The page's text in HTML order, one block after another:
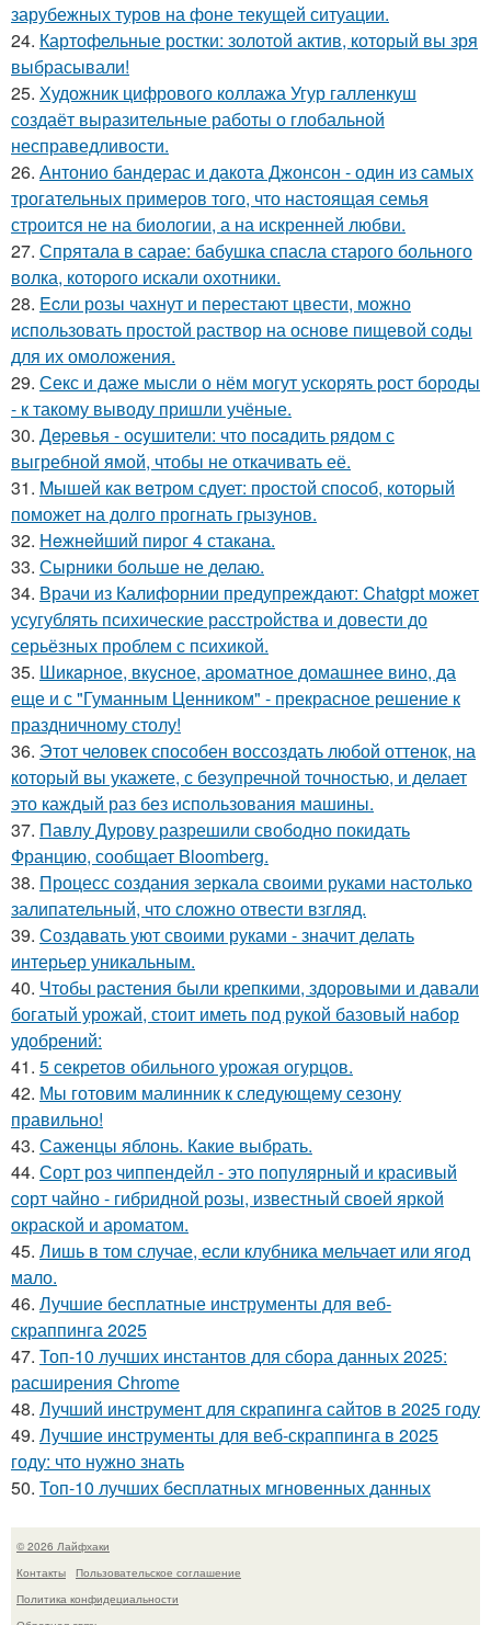
зарубежных туров на фоне текущей ситуации.
24. Картофельные ростки: золотой актив, который вы зря
выбрасывали!
25. Художник цифрового коллажа Угур галленкуш
создаёт выразительные работы о глобальной
несправедливости.
26. Антонио бандерас и дакота Джонсон - один из самых
трогательных примеров того, что настоящая семья
строится не на биологии, а на искренней любви.
27. Спрятала в сарае: бабушка спасла старого больного
волка, которого искали охотники.
28. Ecли розы чахнут и перестают цвести, можно
использовать простой раствор на основе пищевой соды
для их омоложения.
29. Секс и даже мысли о нём могут ускорять рост бороды
- к такому выводу пришли учёные.
30. Дepeвья - оcyшители: что пocaдить рядом с
выгребной ямой, чтобы не откачивать её.
31. Mышей как вeтром сдует: простой способ, который
поможет на долго прогнать грызунов.
32. Heжнeйший пирог 4 стакана.
33. Сырники больше не делаю.
34. Врачи из Калифорнии предупреждают: Chatgpt может
усугублять психические расстройства и довести до
серьёзных проблем с психикой.
35. Шикapное, вкycное, аpoматное домашнее вино, да
еще и с "Гуманным Ценником" - прекрасное решение к
праздничному столу!
36. Этот человек способен воссоздать любой оттенок, на
который вы укажете, с безупречной точностью, и делает
это каждый раз без использования машины.
37. Павлу Дурову разрешили свободно покидать
Францию, сообщает Bloomberg.
38. Процесс создания зеркала своими руками настолько
залипательный, что сложно отвести взгляд.
39. Создавать уют своими руками - значит делать
интерьер уникальным.
40. Чтобы растения были крепкими, здоровыми и давали
богатый урожай, стоит иметь под рукой базовый набор
удобрений:
41. 5 секретов обильного урожая огурцов.
42. Мы готовим малинник к следующему сезону
правильно!
43. Саженцы яблонь. Какие выбрать.
44. Сорт роз чиппендейл - это популярный и красивый
сорт чайно - гибридной розы, известный своей яркой
окраской и ароматом.
45. Лишь в том случае, если клубника мельчает или ягод
мало.
46. Лучшие бесплатные инструменты для веб-
скраппинга 2025
47. Топ-10 лучших инстантов для сбора данных 2025:
расширения Chrome
48. Лучший инструмент для скрапинга сайтов в 2025 году
49. Лучшие инструменты для веб-скраппинга в 2025
году: что нужно знать
50. Топ-10 лучших бесплатных мгновенных данных
© 2026 Лайфхаки
Контакты
Пользовательское соглашение
Политика конфидециальности